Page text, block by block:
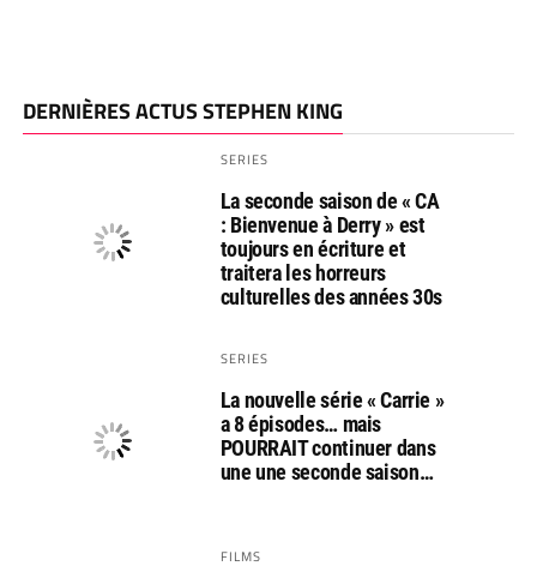
DERNIÈRES ACTUS STEPHEN KING
SERIES
La seconde saison de « CA
: Bienvenue à Derry » est
toujours en écriture et
traitera les horreurs
culturelles des années 30s
SERIES
La nouvelle série « Carrie »
a 8 épisodes… mais
POURRAIT continuer dans
une une seconde saison…
FILMS